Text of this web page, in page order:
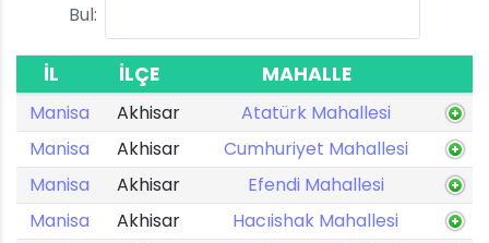
Bul:
İL İLÇE MAHALLE
Manisa Akhisar
Atatürk Mahallesi
Manisa
Akhisar
Cumhuriyet Mahallesi
Manisa
Akhisar
Efendi Mahallesi
Manisa
Akhisar
Hacıishak Mahallesi